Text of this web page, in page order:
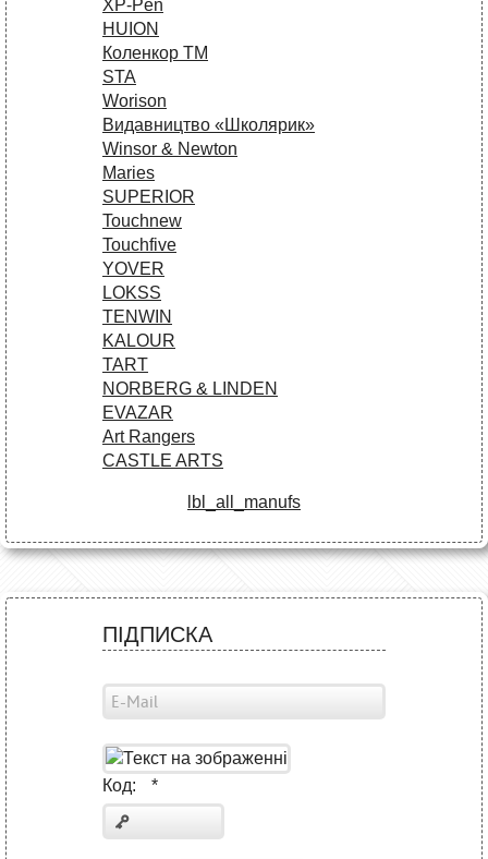
XP-Pen
HUION
Коленкор ТМ
STA
Worison
Видавництво «Школярик»
Winsor & Newton
Maries
SUPERIOR
Touchnew
Touchfive
YOVER
LOKSS
TENWIN
KALOUR
TART
NORBERG & LINDEN
EVAZAR
Art Rangers
CASTLE ARTS
lbl_all_manufs
ПІДПИСКА
Код: *